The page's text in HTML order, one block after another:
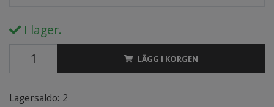
I lager.
LÄGG I KORGEN
Lagersaldo: 2